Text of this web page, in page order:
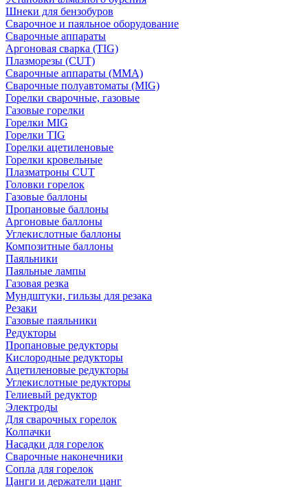
Шнеки для бензобуров
Сварочное и паяльное оборудование
Сварочные аппараты
Аргоновая сварка (TIG)
Плазморезы (CUT)
Сварочные аппараты (MMA)
Сварочные полуавтоматы (MIG)
Горелки сварочные, газовые
Газовые горелки
Горелки MIG
Горелки TIG
Горелки ацетиленовые
Горелки кровельные
Плазматроны CUT
Головки горелок
Газовые баллоны
Пропановые баллоны
Аргоновые баллоны
Углекислотные баллоны
Композитные баллоны
Паяльники
Паяльные лампы
Газовая резка
Мундштуки, гильзы для резака
Резаки
Газовые паяльники
Редукторы
Пропановые редукторы
Кислородные редукторы
Ацетиленовые редукторы
Углекислотные редукторы
Гелиевый редуктор
Электроды
Для сварочных горелок
Колпачки
Насадки для горелок
Сварочные наконечники
Сопла для горелок
Цанги и держатели цанг